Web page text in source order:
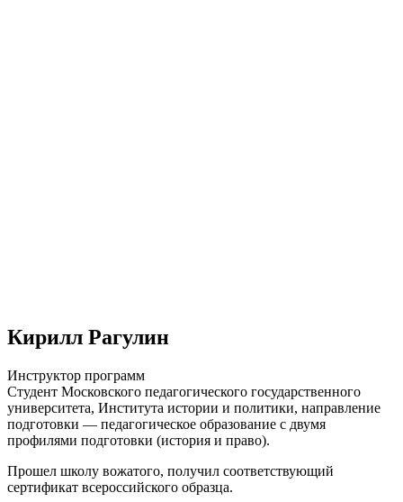
Кирилл Рагулин
Инструктор программ
Студент Московского педагогического государственного
университета, Института истории и политики, направление
подготовки — педагогическое образование с двумя
профилями подготовки (история и право).
Прошел школу вожатого, получил соответствующий
сертификат всероссийского образца.